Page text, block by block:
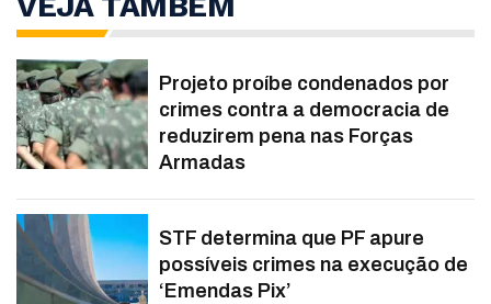
Projeto proíbe condenados por
crimes contra a democracia de
reduzirem pena nas Forças
Armadas
STF determina que PF apure
possíveis crimes na execução de
‘Emendas Pix’